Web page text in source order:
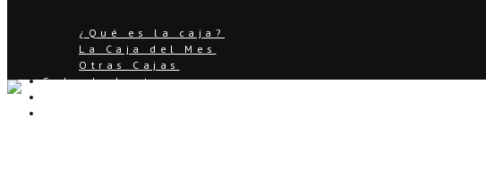
¿Qué es la caja?
La Caja del Mes
Otras Cajas
Sala de Lectura